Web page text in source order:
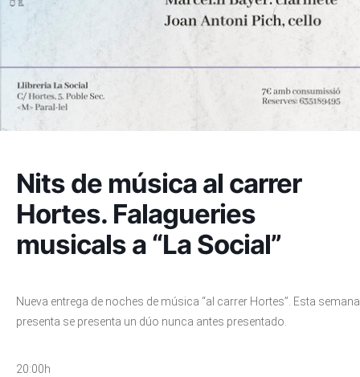
Nits de música al carrer
Hortes. Falagueries
musicals a “La Social”
Nueva entrega de noches de música “al carrer Hortes”. Esta semana
presenta se presenta un dúo nunca antes presentado.
20:00h